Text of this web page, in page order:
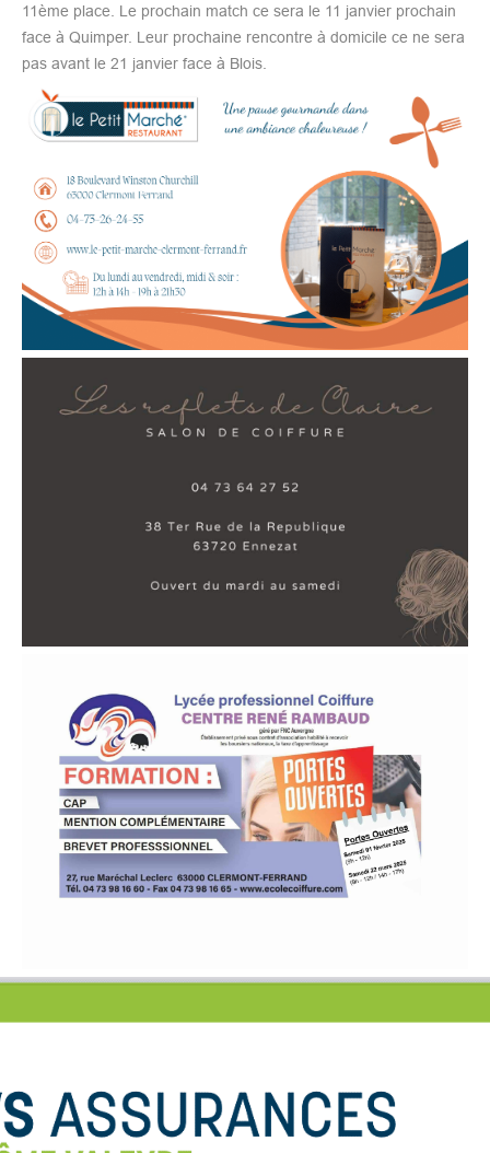
11ème place. Le prochain match ce sera le 11 janvier prochain
face à Quimper. Leur prochaine rencontre à domicile ce ne sera
pas avant le 21 janvier face à Blois.